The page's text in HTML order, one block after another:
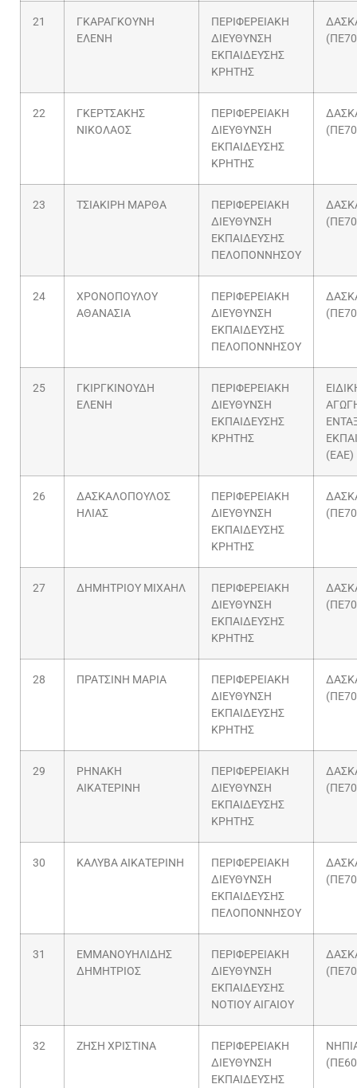
21
ΓΚΑΡΑΓΚΟΥΝΗ
ΕΛΕΝΗ
ΠΕΡΙΦΕΡΕΙΑΚΗ
ΔΙΕΥΘΥΝΣΗ
ΕΚΠΑΙΔΕΥΣΗΣ
ΚΡΗΤΗΣ
22
ΓΚΕΡΤΣΑΚΗΣ
ΝΙΚΟΛΑΟΣ
ΠΕΡΙΦΕΡΕΙΑΚΗ
ΔΙΕΥΘΥΝΣΗ
ΕΚΠΑΙΔΕΥΣΗΣ
ΚΡΗΤΗΣ
23 ΤΣΙΑΚΙΡΗ ΜΑΡΘΑ
ΠΕΡΙΦΕΡΕΙΑΚΗ
ΔΙΕΥΘΥΝΣΗ
ΕΚΠΑΙΔΕΥΣΗΣ
ΠΕΛΟΠΟΝΝΗΣΟΥ
24
ΧΡΟΝΟΠΟΥΛΟΥ
ΑΘΑΝΑΣΙΑ
ΠΕΡΙΦΕΡΕΙΑΚΗ
ΔΙΕΥΘΥΝΣΗ
ΕΚΠΑΙΔΕΥΣΗΣ
ΠΕΛΟΠΟΝΝΗΣΟΥ
25
ΓΚΙΡΓΚΙΝΟΥΔΗ
ΕΛΕΝΗ
ΠΕΡΙΦΕΡΕΙΑΚΗ
ΔΙΕΥΘΥΝΣΗ
ΕΚΠΑΙΔΕΥΣΗΣ
ΚΡΗΤΗΣ
(ΕΑΕ)
26
ΔΑΣΚΑΛΟΠΟΥΛΟΣ
ΗΛΙΑΣ
ΠΕΡΙΦΕΡΕΙΑΚΗ
ΔΙΕΥΘΥΝΣΗ
ΕΚΠΑΙΔΕΥΣΗΣ
ΚΡΗΤΗΣ
27 ΔΗΜΗΤΡΙΟΥ ΜΙΧΑΗΛ
ΠΕΡΙΦΕΡΕΙΑΚΗ
ΔΙΕΥΘΥΝΣΗ
ΕΚΠΑΙΔΕΥΣΗΣ
ΚΡΗΤΗΣ
28 ΠΡΑΤΣΙΝΗ ΜΑΡΙΑ
ΠΕΡΙΦΕΡΕΙΑΚΗ
ΔΙΕΥΘΥΝΣΗ
ΕΚΠΑΙΔΕΥΣΗΣ
ΚΡΗΤΗΣ
29
ΡΗΝΑΚΗ
ΑΙΚΑΤΕΡΙΝΗ
ΠΕΡΙΦΕΡΕΙΑΚΗ
ΔΙΕΥΘΥΝΣΗ
ΕΚΠΑΙΔΕΥΣΗΣ
ΚΡΗΤΗΣ
30 ΚΑΛΥΒΑ ΑΙΚΑΤΕΡΙΝΗ
ΠΕΡΙΦΕΡΕΙΑΚΗ
ΔΙΕΥΘΥΝΣΗ
ΕΚΠΑΙΔΕΥΣΗΣ
ΠΕΛΟΠΟΝΝΗΣΟΥ
31
ΕΜΜΑΝΟΥΗΛΙΔΗΣ
ΔΗΜΗΤΡΙΟΣ
ΠΕΡΙΦΕΡΕΙΑΚΗ
ΔΙΕΥΘΥΝΣΗ
ΕΚΠΑΙΔΕΥΣΗΣ
ΝΟΤΙΟΥ ΑΙΓΑΙΟΥ
32 ΖΗΣΗ ΧΡΙΣΤΙΝΑ
ΠΕΡΙΦΕΡΕΙΑΚΗ
ΔΙΕΥΘΥΝΣΗ
ΕΚΠΑΙΔΕΥΣΗΣ